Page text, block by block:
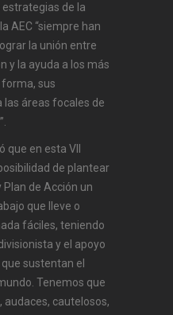
de la
AEC “siempre han
la unión entre
y la ayuda a los más
sus
las áreas focales de
en esta VII
de plantear
Plan de Acción un
que lleve o
fáciles, teniendo
y el apoyo
sustentan el
Tenemos que
audaces, cautelosos,